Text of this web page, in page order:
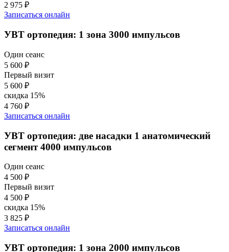
2 975 ₽
Записаться онлайн
УВТ ортопедия: 1 зона 3000 импульсов
Один сеанс
5 600 ₽
Первый визит
5 600 ₽
скидка 15%
4 760 ₽
Записаться онлайн
УВТ ортопедия: две насадки 1 анатомический
сегмент 4000 импульсов
Один сеанс
4 500 ₽
Первый визит
4 500 ₽
скидка 15%
3 825 ₽
Записаться онлайн
УВТ ортопедия: 1 зона 2000 импульсов